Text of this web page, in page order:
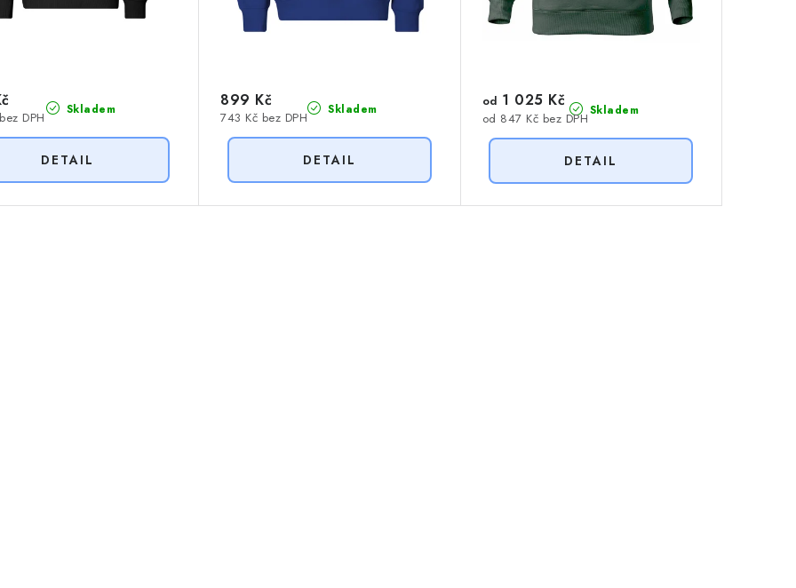
Skladem
DPH Skladem
743 Kč bez DPH
899 Kč Skladem
od 847 Kč bez DPH
od 1 025 Kč